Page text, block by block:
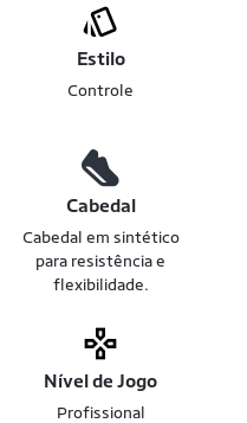
Estilo
Controle
Cabedal
Cabedal em sintético
para resistência e
flexibilidade.
Nível de Jogo
Profissional